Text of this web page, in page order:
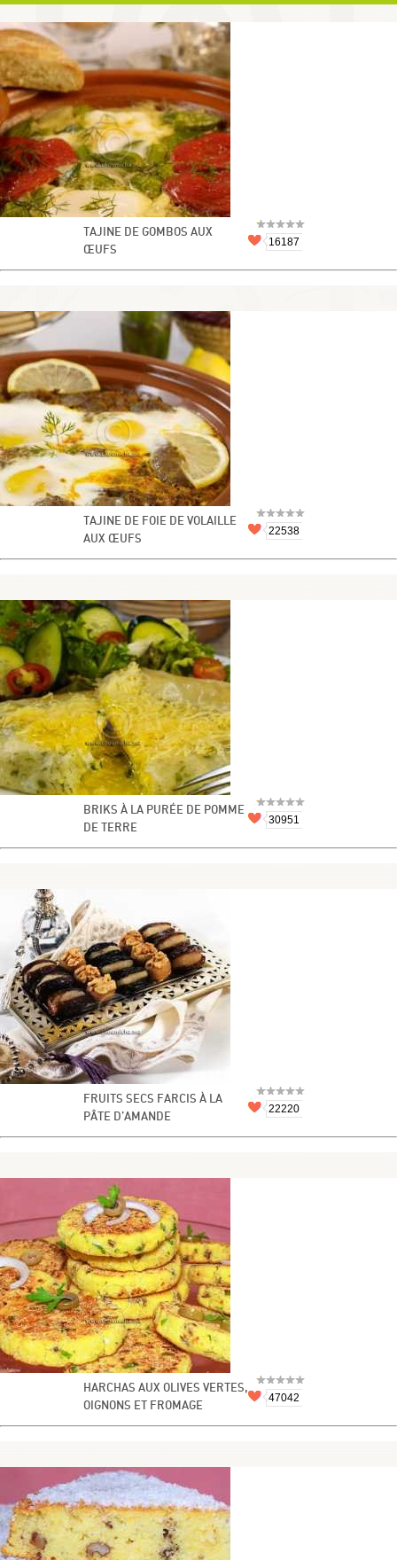
TAJINE DE GOMBOS AUX
ŒUFS
16187
TAJINE DE FOIE DE VOLAILLE
AUX ŒUFS
22538
BRIKS À LA PURÉE DE POMME
DE TERRE
30951
FRUITS SECS FARCIS À LA
PÂTE D’AMANDE
22220
HARCHAS AUX OLIVES VERTES,
OIGNONS ET FROMAGE
47042